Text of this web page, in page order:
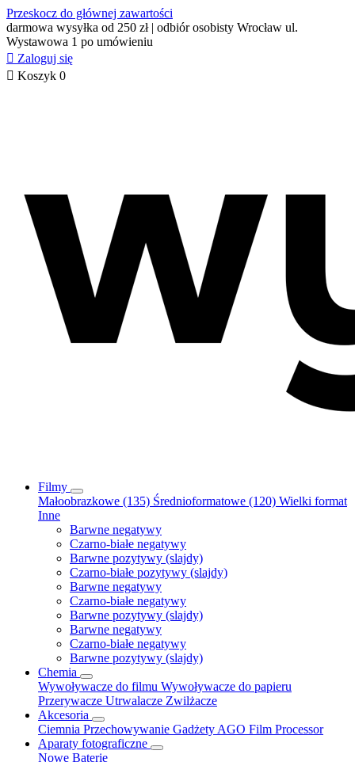
Przeskocz do głównej zawartości
darmowa wysyłka od 250 zł | odbiór osobisty Wrocław ul.
Wystawowa 1 po umówieniu
 Zaloguj się
 Koszyk 0
Filmy
Małoobrazkowe (135) Średnioformatowe (120) Wielki format
Inne
Barwne negatywy
Czarno-białe negatywy
Barwne pozytywy (slajdy)
Czarno-białe pozytywy (slajdy)
Barwne negatywy
Czarno-białe negatywy
Barwne pozytywy (slajdy)
Barwne negatywy
Czarno-białe negatywy
Barwne pozytywy (slajdy)
Chemia
Wywoływacze do filmu Wywoływacze do papieru
Przerywacze Utrwalacze Zwilżacze
Akcesoria
Ciemnia Przechowywanie Gadżety AGO Film Processor
Aparaty fotograficzne
Nowe Baterie